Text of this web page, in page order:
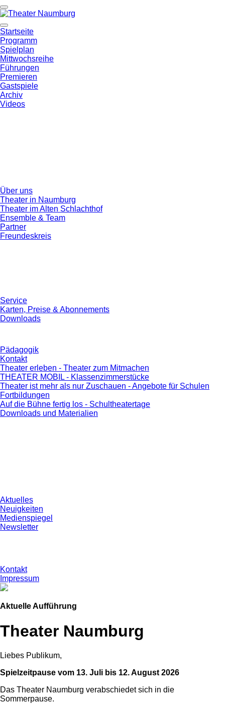
Startseite
Programm
Spielplan
Mittwochsreihe
Führungen
Premieren
Gastspiele
Archiv
Videos
Über uns
Theater in Naumburg
Theater im Alten Schlachthof
Ensemble & Team
Partner
Freundeskreis
Service
Karten, Preise & Abonnements
Downloads
Pädagogik
Kontakt
Theater erleben - Theater zum Mitmachen
THEATER MOBIL - Klassenzimmerstücke
Theater ist mehr als nur Zuschauen - Angebote für Schulen
Fortbildungen
Auf die Bühne fertig los - Schultheatertage
Downloads und Materialien
Aktuelles
Neuigkeiten
Medienspiegel
Newsletter
Kontakt
Impressum
Aktuelle Aufführung
Theater Naumburg
Liebes Publikum,
Spielzeitpause vom 13. Juli bis 12. August 2026
Das Theater Naumburg verabschiedet sich in die
Sommerpause.